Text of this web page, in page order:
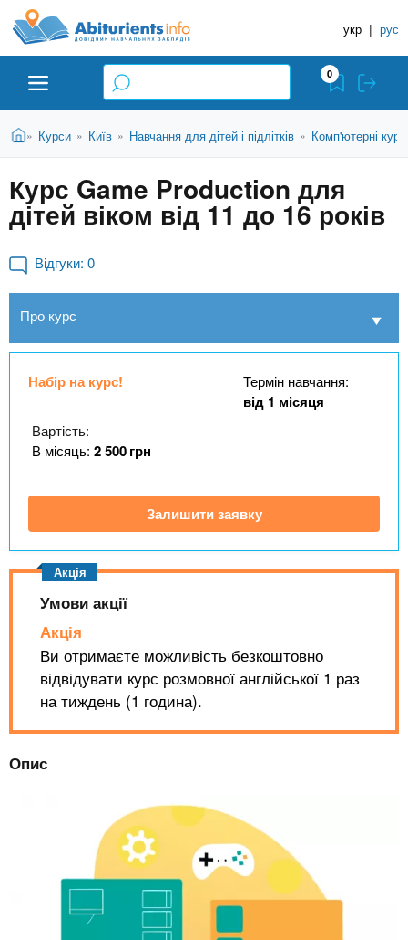
A
b
i
t
u
r
i
e
n
s
.
f
o
о
в
д
н
к
Н
в
ч
л
л
а
укр | рус
Абітурієнту
ЗВО (ВНЗ)
Приватні школи
За кордоном
0
В
т
у
т
Головна
» Курси » Київ » Навчання для дітей і підлітків » Комп'ютерні
Курс Game Production для
дітей віком від 11 до 16 років
Відгуки: 0
Про курс
Набір на курс! Термін навчання:
від 1 місяця
Вартість:
В місяць: 2 500грн
Залишити заявку
Умови акції
Акція
Ви отримаєте можливість безкоштовно
відвідувати курс розмовної англійської 1 раз
на тиждень (1 година).
Опис